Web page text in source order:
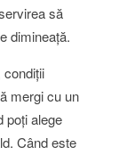
să
dimineaţă.
mergi cu un
poţi alege
Când este